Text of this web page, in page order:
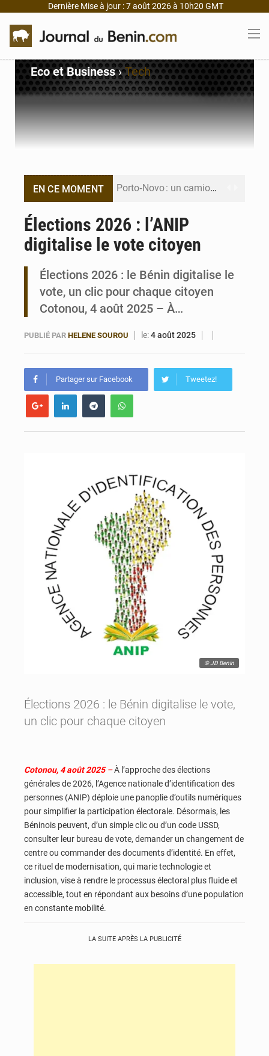
Dernière Mise à jour : 7 août 2026 à 10h20 GMT
Eco et Business›Tech
EN CE MOMENT Porto‑Novo : un camion de produits pétroliers embrase Avakpa
Bénin : Le CEG La Verdure de Ouèdo fait sa mue pour la rentrée
Élections 2026 : l’ANIP
digitalise le vote citoyen
Élections 2026 : le Bénin digitalise le
vote, un clic pour chaque citoyen
Cotonou, 4 août 2025 – À…
PUBLIÉ PAR HELENE SOUROU le:4 août 2025
Partager sur Facebook Tweetez!
© JD Benin
Élections 2026 : le Bénin digitalise le vote,
un clic pour chaque citoyen
Cotonou, 4 août 2025–À l’approche des élections
générales de 2026, l’Agence nationale d’identification des
personnes (ANIP) déploie une panoplie d’outils numériques
pour simplifier la participation électorale. Désormais, les
Béninois peuvent, d’un simple clic ou d’un code USSD,
consulter leur bureau de vote, demander un changement de
centre ou commander des documents d’identité. En effet,
ce rituel de modernisation, qui marie technologie et
inclusion, vise à rendre le processus électoral plus fluide et
accessible, tout en répondant aux besoins d’une population
en constante mobilité.
LA SUITE APRÈS LA PUBLICITÉ